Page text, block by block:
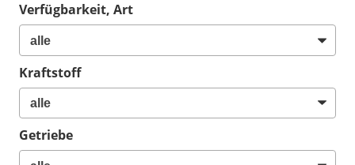
Verfügbarkeit, Art
Kraftstoff
Getriebe